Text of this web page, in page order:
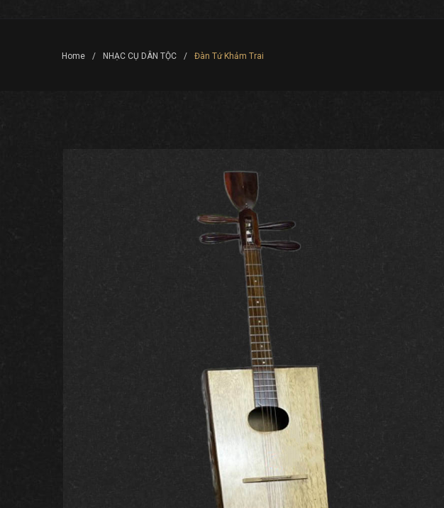
Home / NHẠC CỤ DÂN TỘC / Đàn Tứ Khảm Trai